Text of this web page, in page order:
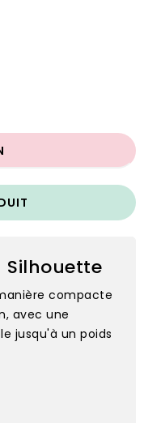
Silhouette
compacte
avec une
jusqu'à un poids